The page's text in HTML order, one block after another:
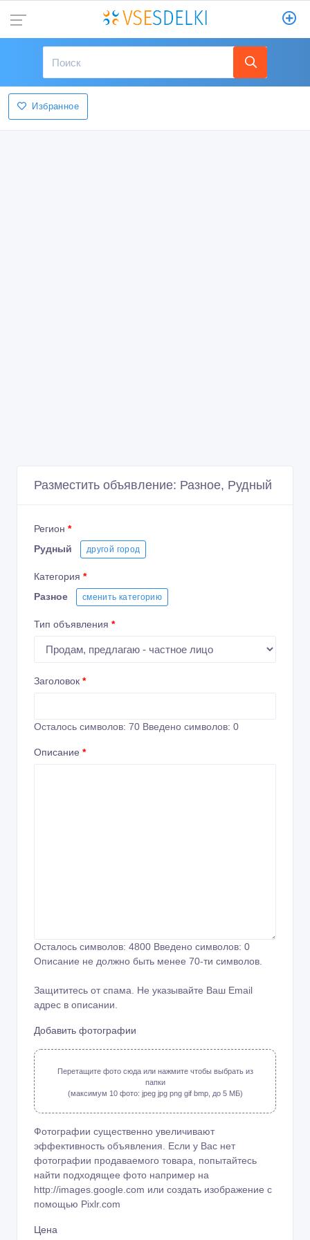
Избранное
Разместить объявление: Разное, Рудный
Регион *
Рудный
другой город
Категория *
Разное
сменить категорию
Тип объявления *
Заголовок *
Осталось символов: 70 Введено символов: 0
Описание *
Осталось символов: 4800 Введено символов: 0
Описание не должно быть менее 70-ти символов.
Защититесь от спама. Не указывайте Ваш Email
адрес в описании.
Добавить фотографии
Перетащите фото сюда или нажмите чтобы выбрать из
папки
(максимум 10 фото: jpeg jpg png gif bmp, до 5 МБ)
Фотографии существенно увеличивают
эффективность объявления. Если у Вас нет
фотографии продаваемого товара, попытайтесь
найти подходящее фото например на
http://images.google.com или создать изображение с
помощью Pixlr.com
Цена